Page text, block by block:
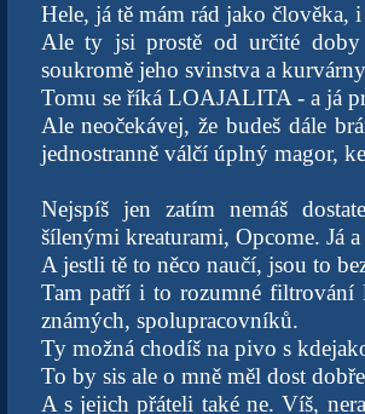
Hele, já tě mám rád jako člověka,
Ale ty jsi prostě od určité
soukromě jeho svinstva a
Tomu se říká LOAJALITA - a já
Ale neočekávej, že budeš dále
jednostranně válčí úplný magor,
Nejspíš jen zatím nemáš
šílenými kreaturami, Opcome. Já
A jestli tě to něco naučí, jsou to
Tam patří i to rozumné
známých, spolupracovníků.
Ty možná chodíš na pivo s
To by sis ale o mně měl dost
A s jejich přáteli také ne. Víš,